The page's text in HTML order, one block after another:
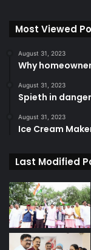
Most Viewed
August 31, 2023
Why
August 31, 2023
Spieth in
August 31, 2023
Ice Cream
Last Modified